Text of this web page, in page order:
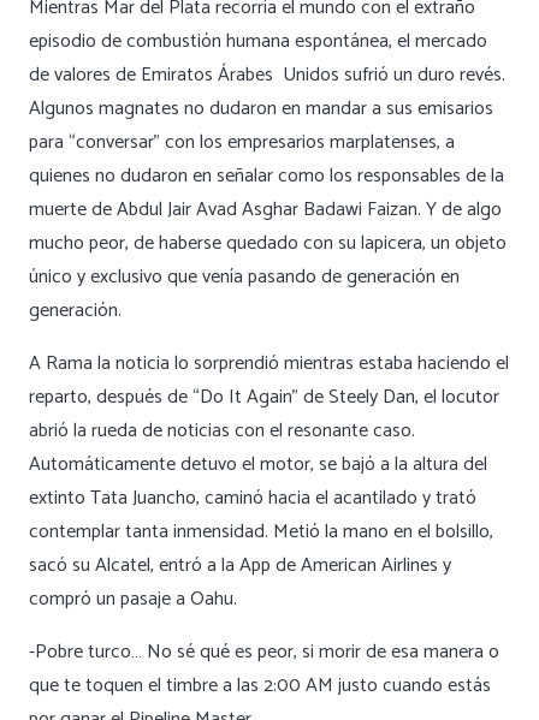
Mientras Mar del Plata recorría el mundo con el extraño
episodio de combustión humana espontánea, el mercado
de valores de Emiratos Árabes Unidos sufrió un duro revés.
Algunos magnates no dudaron en mandar a sus emisarios
para “conversar” con los empresarios marplatenses, a
quienes no dudaron en señalar como los responsables de la
muerte de Abdul Jair Avad Asghar Badawi Faizan. Y de algo
mucho peor, de haberse quedado con su lapicera, un objeto
único y exclusivo que venía pasando de generación en
generación.
A Rama la noticia lo sorprendió mientras estaba haciendo el
reparto, después de “Do It Again” de Steely Dan, el locutor
abrió la rueda de noticias con el resonante caso.
Automáticamente detuvo el motor, se bajó a la altura del
extinto Tata Juancho, caminó hacia el acantilado y trató
contemplar tanta inmensidad. Metió la mano en el bolsillo,
sacó su Alcatel, entró a la App de American Airlines y
compró un pasaje a Oahu.
-Pobre turco… No sé qué es peor, si morir de esa manera o
que te toquen el timbre a las 2:00 AM justo cuando estás